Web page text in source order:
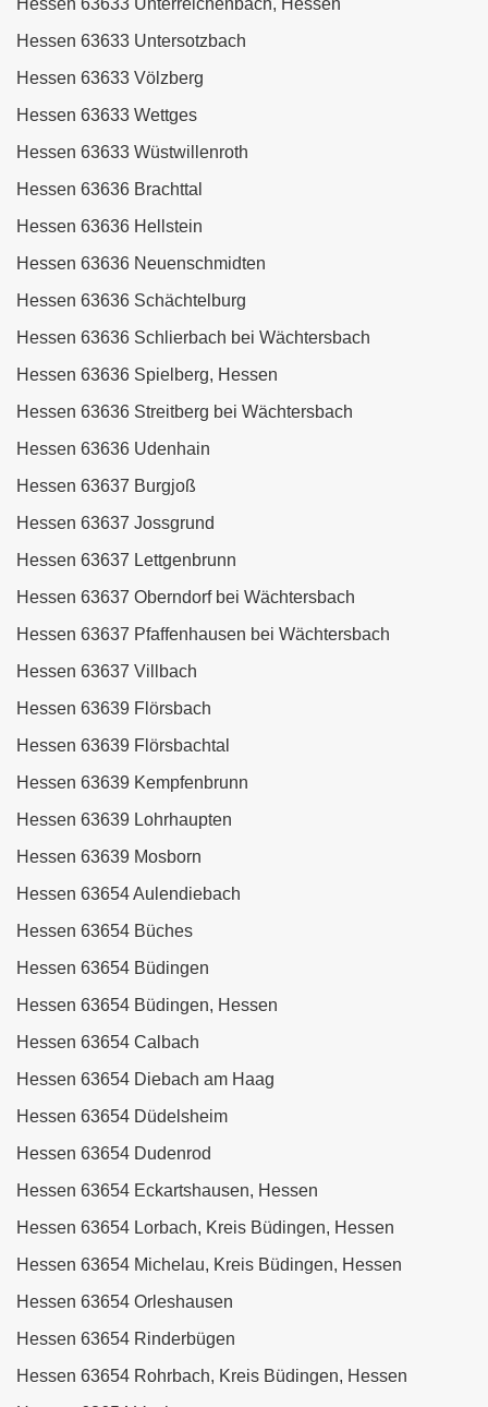
Hessen 63633 Unterreichenbach, Hessen
Hessen 63633 Untersotzbach
Hessen 63633 Völzberg
Hessen 63633 Wettges
Hessen 63633 Wüstwillenroth
Hessen 63636 Brachttal
Hessen 63636 Hellstein
Hessen 63636 Neuenschmidten
Hessen 63636 Schächtelburg
Hessen 63636 Schlierbach bei Wächtersbach
Hessen 63636 Spielberg, Hessen
Hessen 63636 Streitberg bei Wächtersbach
Hessen 63636 Udenhain
Hessen 63637 Burgjoß
Hessen 63637 Jossgrund
Hessen 63637 Lettgenbrunn
Hessen 63637 Oberndorf bei Wächtersbach
Hessen 63637 Pfaffenhausen bei Wächtersbach
Hessen 63637 Villbach
Hessen 63639 Flörsbach
Hessen 63639 Flörsbachtal
Hessen 63639 Kempfenbrunn
Hessen 63639 Lohrhaupten
Hessen 63639 Mosborn
Hessen 63654 Aulendiebach
Hessen 63654 Büches
Hessen 63654 Büdingen
Hessen 63654 Büdingen, Hessen
Hessen 63654 Calbach
Hessen 63654 Diebach am Haag
Hessen 63654 Düdelsheim
Hessen 63654 Dudenrod
Hessen 63654 Eckartshausen, Hessen
Hessen 63654 Lorbach, Kreis Büdingen, Hessen
Hessen 63654 Michelau, Kreis Büdingen, Hessen
Hessen 63654 Orleshausen
Hessen 63654 Rinderbügen
Hessen 63654 Rohrbach, Kreis Büdingen, Hessen